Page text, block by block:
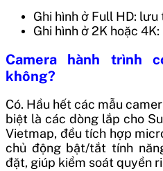
Ghi hình ở Full HD:
Ghi hình ở 2K hoặc
Camera hành trình
không?
Có. Hầu hết các mẫu
biệt là các dòng lắp cho
Vietmap, đều tích hợp
chủ động bật/tắt tính
đặt, giúp kiểm soát quyền